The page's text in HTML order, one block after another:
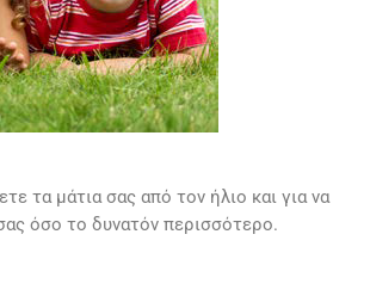
τα μάτια σας από τον ήλιο και για να
όσο το δυνατόν περισσότερο.